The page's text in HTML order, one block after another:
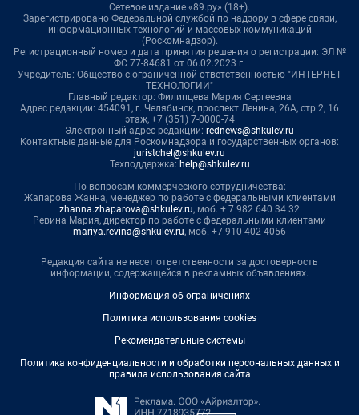
Сетевое издание «89.ру» (18+).
Зарегистрировано Федеральной службой по надзору в сфере связи,
информационных технологий и массовых коммуникаций
(Роскомнадзор).
Регистрационный номер и дата принятия решения о регистрации: ЭЛ №
ФС 77-84681 от 06.02.2023 г.
Учредитель: Общество с ограниченной ответственностью "ИНТЕРНЕТ
ТЕХНОЛОГИИ"
Главный редактор: Филипцева Мария Сергеевна
Адрес редакции: 454091, г. Челябинск, проспект Ленина, 26А, стр.2, 16
этаж, +7 (351) 7-0000-74
Электронный адрес редакции: rednews@shkulev.ru
Контактные данные для Роскомнадзора и государственных органов:
juristchel@shkulev.ru
Техподдержка: help@shkulev.ru
По вопросам коммерческого сотрудничества:
Жапарова Жанна, менеджер по работе с федеральными клиентами
zhanna.zhaparova@shkulev.ru, моб. + 7 982 640 34 32
Ревина Мария, директор по работе с федеральными клиентами
mariya.revina@shkulev.ru, моб. +7 910 402 4056
Редакция сайта не несет ответственности за достоверность
информации, содержащейся в рекламных объявлениях.
Информация об ограничениях
Политика использования cookies
Рекомендательные системы
Политика конфиденциальности и обработки персональных данных и
правила использования сайта